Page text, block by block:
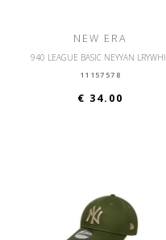
NEW ERA
940 LEAGUE BASIC NEYYAN LRYWHI
11157578
€ 34.00